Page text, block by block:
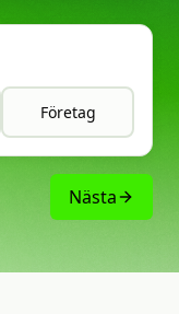
Företag
Nästa